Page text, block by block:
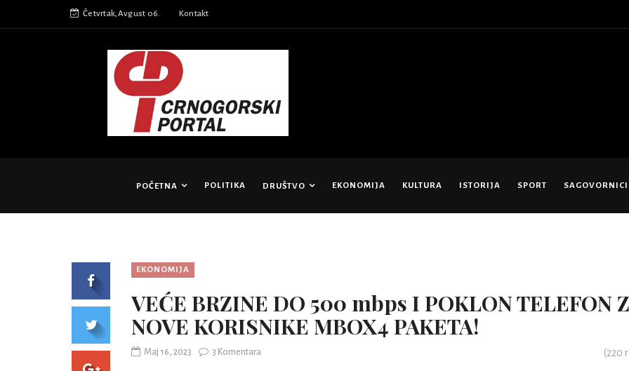
Četvrtak,Avgust 06. Kontakt
POČETNA POLITIKA DRUŠTVO EKONOMIJA KULTURA ISTORIJA SPORT SAGOVORNICI
EKONOMIJA
VEĆE BRZINE DO 500 mbps I POKLON TELEFON
NOVE KORISNIKE MBOX4 PAKETA!
Maj 16, 2023 3 Komentara (220